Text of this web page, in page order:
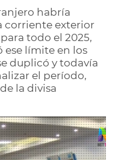
habría
corriente exterior
todo el 2025,
ese límite en los
duplicó y todavía
el período,
la divisa